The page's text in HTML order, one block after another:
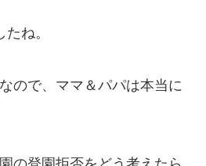
ね。
ので、ママ＆パパは本当に